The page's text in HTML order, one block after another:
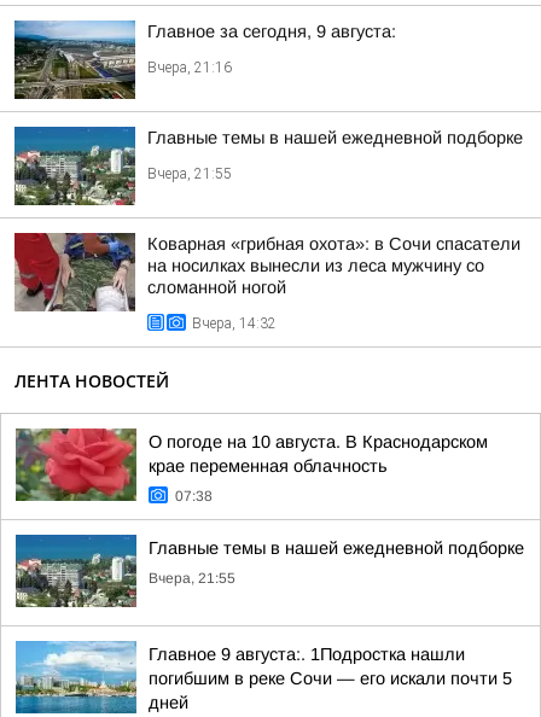
Главное за сегодня, 9 августа:
Вчера, 21:16
Главные темы в нашей ежедневной подборке
Вчера, 21:55
Коварная «грибная охота»: в Сочи спасатели
на носилках вынесли из леса мужчину со
сломанной ногой
Вчера, 14:32
ЛЕНТА НОВОСТЕЙ
О погоде на 10 августа. В Краснодарском
крае переменная облачность
07:38
Главные темы в нашей ежедневной подборке
Вчера, 21:55
Главное 9 августа:. 1Подростка нашли
погибшим в реке Сочи — его искали почти 5
дней